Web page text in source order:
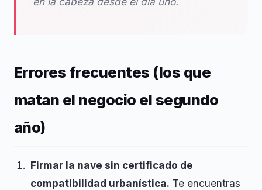
Errores frecuentes (los que
matan el negocio el segundo
año)
Firmar la nave sin certificado de
compatibilidad urbanística. Te encuentras